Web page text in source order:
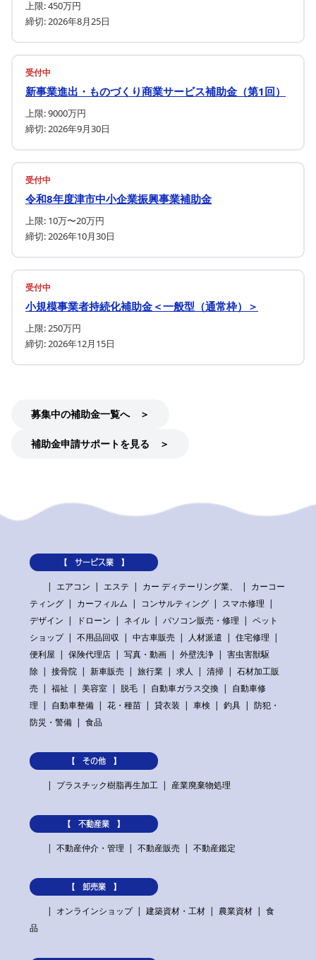
上限: 450万円
締切: 2026年8月25日
受付中
新事業進出・ものづくり商業サービス補助金（第1回）
上限: 9000万円
締切: 2026年9月30日
受付中
令和8年度津市中小企業振興事業補助金
上限: 10万〜20万円
締切: 2026年10月30日
受付中
小規模事業者持続化補助金＜一般型（通常枠）＞
上限: 250万円
締切: 2026年12月15日
募集中の補助金一覧へ ＞
補助金申請サポートを見る ＞
【 サービス業 】
エアコン
エステ カー ディテーリング業、
カーコー
ティング
カーフィルム コンサルティング
スマホ修理
デザイン
ドローン ネイル パソコン販売・修理
ペット
ショップ
不用品回収 中古車販売 人材派遣
住宅修理
便利屋
保険代理店 写真・動画 外壁洗浄
害虫害獣駆
除
接骨院 新車販売 旅行業 求人 清掃
石材加工販
売
福祉 美容室 脱毛 自動車ガラス交換
自動車修
理
自動車整備 花・種苗 貸衣装 車検 釣具
防犯・
防災・警備
食品
【 その他 】
プラスチック樹脂再生加工
産業廃棄物処理
【 不動産業 】
不動産仲介・管理
不動産販売 不動産鑑定
【 卸売業 】
オンラインショップ
建築資材・工材 農業資材
食
品